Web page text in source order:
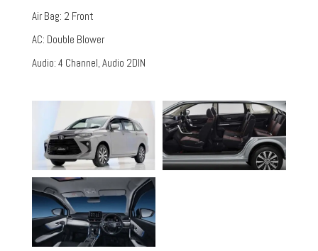
Air Bag: 2 Front
AC: Double Blower
Audio: 4 Channel, Audio 2DIN